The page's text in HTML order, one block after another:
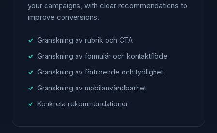
your campaigns, with clear recommendations to
improve conversions.
Granskning av rubrik och CTA
Granskning av formulär och kontaktflöde
Granskning av förtroende och tydlighet
Granskning av mobilanvändbarhet
Konkreta rekommendationer